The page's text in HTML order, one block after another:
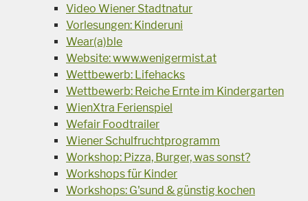
Video Wiener Stadtnatur
Vorlesungen: Kinderuni
Wear(a)ble
Website: www.wenigermist.at
Wettbewerb: Lifehacks
Wettbewerb: Reiche Ernte im Kindergarten
WienXtra Ferienspiel
Wefair Foodtrailer
Wiener Schulfruchtprogramm
Workshop: Pizza, Burger, was sonst?
Workshops für Kinder
Workshops: G'sund & günstig kochen